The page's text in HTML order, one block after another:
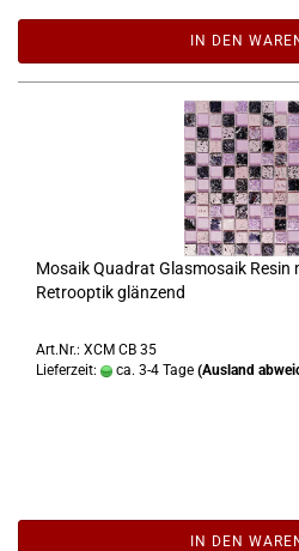
IN DEN
Mosaik Quadrat Glasmosaik Resin
Retrooptik glänzend
Art.Nr.: XCM CB 35
Lieferzeit:
ca. 3-4 Tage (Ausland
IN DEN